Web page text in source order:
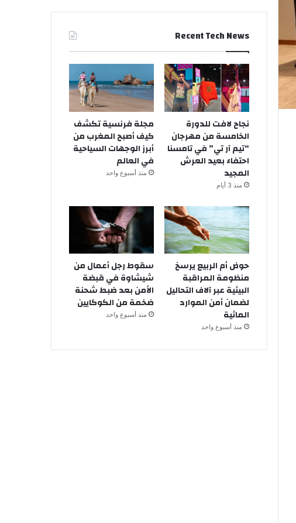
Recent Tech News
نجاح لافت للدورة
الخامسة من مهرجان
“تيم آر تي” في تامسنا
احتفاء بعيد العرش
المجيد
منذ 3 أيام
مجلة فرنسية تكشف
كيف أصبح المغرب من
أبرز الوجهات السياحية
في العالم
منذ أسبوع واحد
حوض أم الربيع يرسخ
منظومة المراقبة
البيئية عبر آلاف التحاليل
لضمان أمن الموارد
المائية
منذ أسبوع واحد
سقوط رجل أعمال من
شيشاوة في قبضة
الأمن بعد ضبط شحنة
ضخمة من الكوكايين
منذ أسبوع واحد